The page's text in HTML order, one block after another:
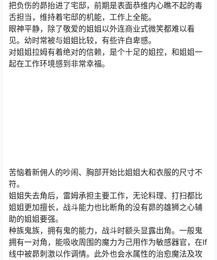
把负伤的昴抬进了宅邸，前期是表面恭维内心瞧不起的毒
舌担当，维持着宅邸的机能，工作上全能。
眼神平静，除了敬爱的姐姐以外连商业式微笑都难以看
见。幼时常被与姐姐比较，有些许自卑感。
对姐姐拉姆有着绝对的信赖，是个十足的姐控，和姐姐一
起在工作环境感到非常幸福。
苦恼着新佣人的吵闹、胸部开始比姐姐大和衣服的尺寸不
符。
姐姐失去角后，雷姆承担主要工作，无论料理、打扫都比
姐姐更加擅长，战斗能力也比断角的没有昴的雄狮之心辅
助的姐姐要强。
种族鬼族，拥有鬼的能力，战斗时额头显露出角。一般鬼
拥有一对角，能吸收周围的魔力为己用作为敏感器官，在If
线中被昴刺激以作调情。此外也会水属性的治愈魔法及攻